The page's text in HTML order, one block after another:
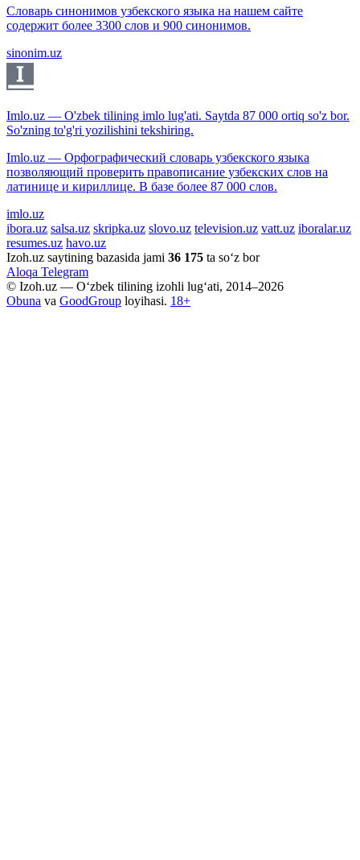
Словарь синонимов узбекского языка на нашем сайте
содержит более 3300 слов и 900 синонимов.
sinonim.uz
Imlo.uz — O'zbek tilining imlo lug'ati. Saytda 87 000 ortiq so'z bor.
So'zning to'g'ri yozilishini tekshiring.
Imlo.uz — Орфографический словарь узбекского языка
позволяющий проверить правописание узбекских слов на
латинице и кириллице. В базе более 87 000 слов.
imlo.uz
ibora.uz salsa.uz skripka.uz slovo.uz television.uz vatt.uz iboralar.uz
resumes.uz havo.uz
Izoh.uz saytining bazasida jami 36 175 ta so‘z bor
Aloqa Telegram
© Izoh.uz — O‘zbek tilining izohli lug‘ati, 2014–2026
Obuna va GoodGroup loyihasi. 18+